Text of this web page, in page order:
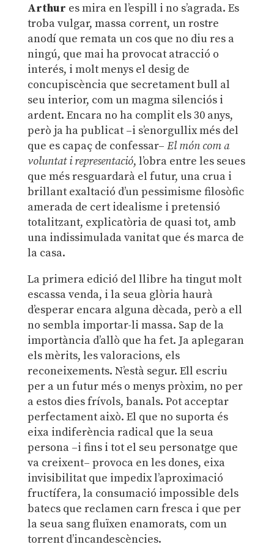
Arthur es mira en l’espill i no s’agrada. Es
troba vulgar, massa corrent, un rostre
anodí que remata un cos que no diu res a
ningú, que mai ha provocat atracció o
interés, i molt menys el desig de
concupiscència que secretament bull al
seu interior, com un magma silenciós i
ardent. Encara no ha complit els 30 anys,
però ja ha publicat –i s’enorgullix més del
que es capaç de confessar– El món com a
voluntat i representació, l’obra entre les seues
que més resguardarà el futur, una crua i
brillant exaltació d’un pessimisme filosòfic
amerada de cert idealisme i pretensió
totalitzant, explicatòria de quasi tot, amb
una indissimulada vanitat que és marca de
la casa.
La primera edició del llibre ha tingut molt
escassa venda, i la seua glòria haurà
d’esperar encara alguna dècada, però a ell
no sembla importar-li massa. Sap de la
importància d’allò que ha fet. Ja aplegaran
els mèrits, les valoracions, els
reconeixements. N’està segur. Ell escriu
per a un futur més o menys pròxim, no per
a estos dies frívols, banals. Pot acceptar
perfectament això. El que no suporta és
eixa indiferència radical que la seua
persona –i fins i tot el seu personatge que
va creixent– provoca en les dones, eixa
invisibilitat que impedix l’aproximació
fructífera, la consumació impossible dels
batecs que reclamen carn fresca i que per
la seua sang fluïxen enamorats, com un
torrent d’incandescències.